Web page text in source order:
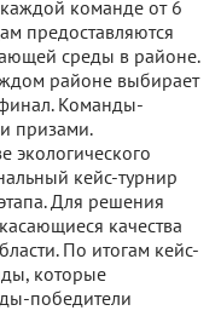
команде от 6
предоставляются
среды в районе.
районе выбирает
Команды-
призами.
экологического
кейс-турнир
Для решения
качества
По итогам кейс-
которые
победители